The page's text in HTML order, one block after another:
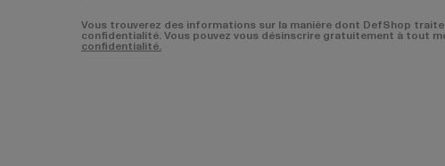
Vous trouverez des informations sur la manière dont DefShop
confidentialité. Vous pouvez vous désinscrire gratuitement à tout
confidentialité.